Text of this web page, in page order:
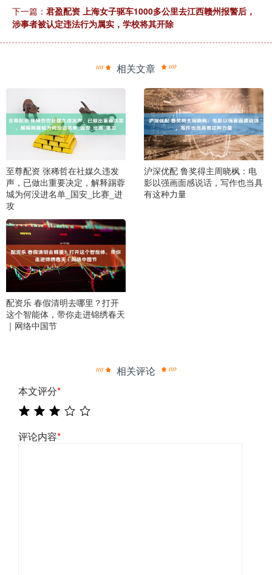
下一篇： 君盈配资 上海女子驱车1000多公里去江西赣州报警后，
涉事者被认定违法行为属实，学校将其开除
相关文章
至尊配资 张稀哲在社媒久违发
声，已做出重要决定，解释踢蓉
城为何没进名单_国安_比赛_进
攻
沪深优配 鲁奖得主周晓枫：电
影以强画面感说话，写作也当具
有这种力量
配资乐 春假清明去哪里？打开
这个智能体，带你走进锦绣春天
｜网络中国节
相关评论
本文评分*
评论内容*